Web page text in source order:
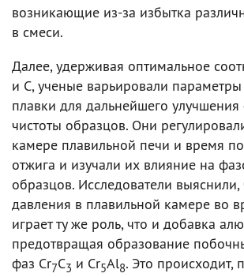
возникающие из-за избытка
в смеси.
Далее, удерживая оптимальное
и C, ученые варьировали
плавки для дальнейшего
чистоты образцов. Они
камере плавильной печи и время
отжига и изучали их влияние на
образцов. Исследователи выяснили,
давления в плавильной камере во
играет ту же роль, что и добавка
предотвращая образование
фаз Cr7C3 и Cr5Al8. Это происходит,